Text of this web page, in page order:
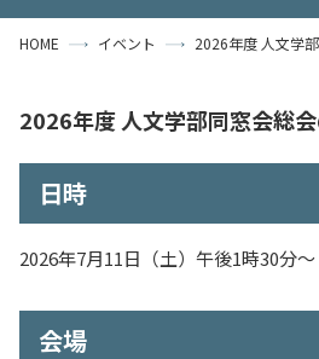
資料請求
寄附
受験生の方 地域・一般の
卒業生の方
大学紹介
学部・大学院
HOME イベント 2026年度 人文学
2026年度 人文学部同窓会総
日時
2026年7月11日（土）午後1時30分～
会場